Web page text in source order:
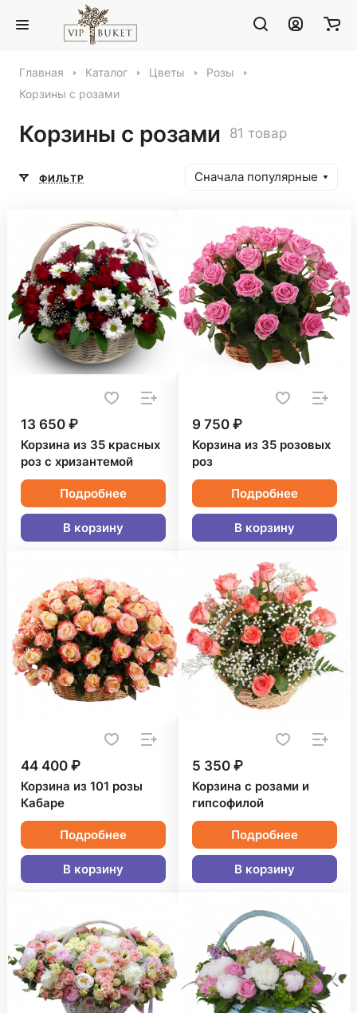
Главная Каталог Цветы
Розы
Корзины с розами
Корзины с розами 81 товар
ФИЛЬТР Сначала популярные
13 650 ₽
Корзина из 35 красных
роз с хризантемой
Подробнее
В корзину
9 750 ₽
Корзина из 35 розовых
роз
Подробнее
В корзину
44 400 ₽
Корзина из 101 розы
Кабаре
Подробнее
В корзину
5 350 ₽
Корзина с розами и
гипсофилой
Подробнее
В корзину